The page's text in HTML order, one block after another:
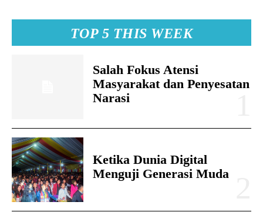
TOP 5 THIS WEEK
Salah Fokus Atensi
Masyarakat dan Penyesatan
Narasi
Ketika Dunia Digital
Menguji Generasi Muda